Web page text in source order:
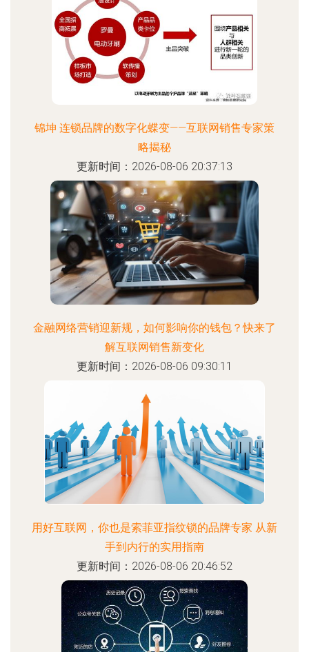
锦坤 连锁品牌的数字化蝶变——互联网销售专家策
略揭秘
更新时间：2026-08-06 20:37:13
金融网络营销迎新规，如何影响你的钱包？快来了
解互联网销售新变化
更新时间：2026-08-06 09:30:11
用好互联网，你也是索菲亚指纹锁的品牌专家 从新
手到内行的实用指南
更新时间：2026-08-06 20:46:52